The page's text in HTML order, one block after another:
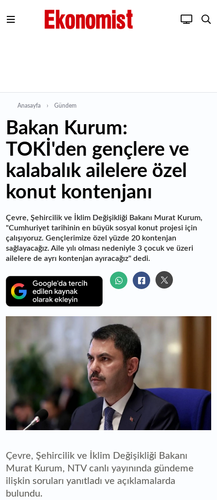
Anasayfa Gündem
Bakan Kurum:
TOKİ'den gençlere ve
kalabalık ailelere özel
konut kontenjanı
Çevre, Şehircilik ve İklim Değişikliği Bakanı Murat Kurum,
"Cumhuriyet tarihinin en büyük sosyal konut projesi için
çalışıyoruz. Gençlerimize özel yüzde 20 kontenjan
sağlayacağız. Aile yılı olması nedeniyle 3 çocuk ve üzeri
ailelere de ayrı kontenjan ayıracağız" dedi.
Çevre, Şehircilik ve İklim Değişikliği Bakanı
Murat Kurum, NTV canlı yayınında gündeme
ilişkin soruları yanıtladı ve açıklamalarda
bulundu.